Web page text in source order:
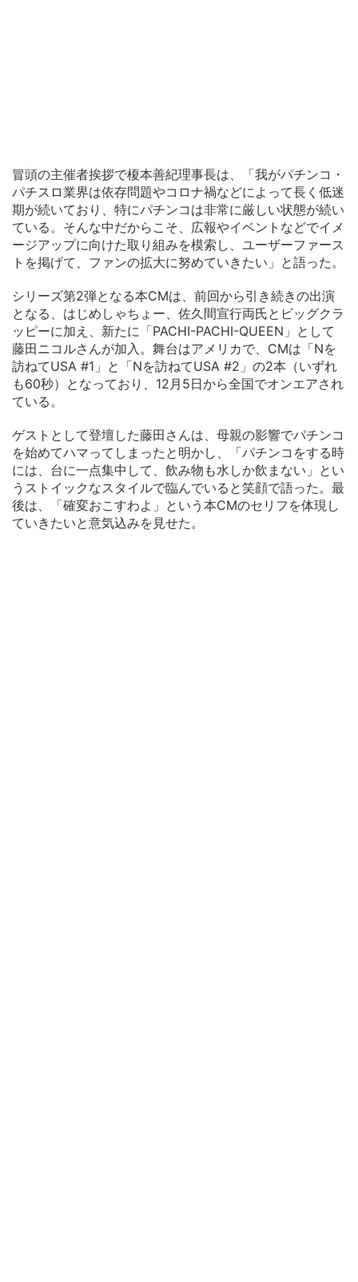
冒頭の主催者挨拶で榎本善紀理事長は、「我がパチンコ・
パチスロ業界は依存問題やコロナ禍などによって長く低迷
期が続いており、特にパチンコは非常に厳しい状態が続い
ている。そんな中だからこそ、広報やイベントなどでイメ
ージアップに向けた取り組みを模索し、ユーザーファース
トを掲げて、ファンの拡大に努めていきたい」と語った。
シリーズ第2弾となる本CMは、前回から引き続きの出演
となる、はじめしゃちょー、佐久間宣行両氏とビッグクラ
ッピーに加え、新たに「PACHI-PACHI-QUEEN」として
藤田ニコルさんが加入。舞台はアメリカで、CMは「Nを
訪ねてUSA #1」と「Nを訪ねてUSA #2」の2本（いずれ
も60秒）となっており、12月5日から全国でオンエアされ
ている。
ゲストとして登壇した藤田さんは、母親の影響でパチンコ
を始めてハマってしまったと明かし、「パチンコをする時
には、台に一点集中して、飲み物も水しか飲まない」とい
うストイックなスタイルで臨んでいると笑顔で語った。最
後は、「確変おこすわよ」という本CMのセリフを体現し
ていきたいと意気込みを見せた。